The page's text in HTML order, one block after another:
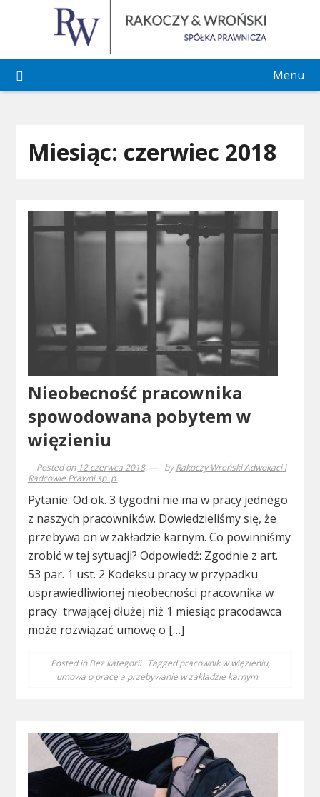
Menu
Miesiąc: czerwiec 2018
Nieobecność pracownika
spowodowana pobytem w
więzieniu
Posted on 12 czerwca 2018 byRakoczy Wroński Adwokaci i
Radcowie Prawni sp. p.
Pytanie: Od ok. 3 tygodni nie ma w pracy jednego
z naszych pracowników. Dowiedzieliśmy się, że
przebywa on w zakładzie karnym. Co powinniśmy
zrobić w tej sytuacji? Odpowiedź: Zgodnie z art.
53 par. 1 ust. 2 Kodeksu pracy w przypadku
usprawiedliwionej nieobecności pracownika w
pracy trwającej dłużej niż 1 miesiąc pracodawca
może rozwiązać umowę o […]
Posted inBez kategorii Taggedpracownik w więzieniu,
umowa o pracę a przebywanie w zakładzie karnym